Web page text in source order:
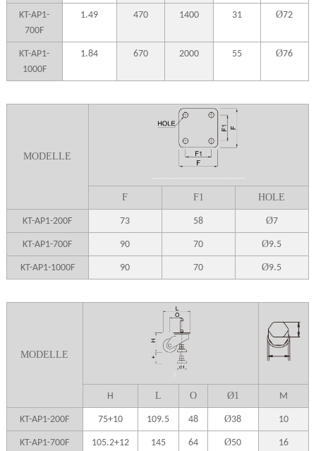
KT-AP1-
700F
1.49 470 1400 31 Ø72
KT-AP1-
1000F
1.84 670 2000 55 Ø76
MODELLE
F F1 HOLE
KT-AP1-200F 73 58 Ø7
KT-AP1-700F 90 70 Ø9.5
KT-AP1-1000F 90 70 Ø9.5
MODELLE
H L O Ø1 M
KT-AP1-200F 75+10 109.5 48 Ø38 10
KT-AP1-700F 105.2+12 145 64 Ø50 16